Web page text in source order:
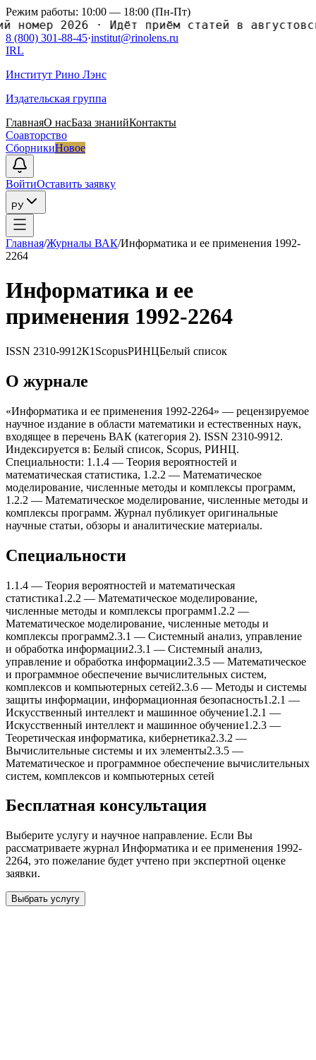
Режим работы: 10:00 — 18:00 (Пн-Пт)
2026·Идёт приём статей в августовский
8 (800) 301-88-45·institut@rinolens.ru
IRL
Институт Рино Лэнс
Издательская группа
ГлавнаяО насБаза знанийКонтакты
Соавторство
СборникиНовое
ВойтиОставить заявку
РУ
Главная/Журналы ВАК/Информатика и ее применения 1992-
2264
Информатика и ее
применения 1992-2264
ISSN 2310-9912К1 ScopusРИНЦБелый список
О журнале
«Информатика и ее применения 1992-2264» — рецензируемое
научное издание в области математики и естественных наук,
входящее в перечень ВАК (категория 2). ISSN 2310-9912.
Индексируется в: Белый список, Scopus, РИНЦ.
Специальности: 1.1.4 — Теория вероятностей и
математическая статистика, 1.2.2 — Математическое
моделирование, численные методы и комплексы программ,
1.2.2 — Математическое моделирование, численные методы и
комплексы программ. Журнал публикует оригинальные
научные статьи, обзоры и аналитические материалы.
Специальности
1.1.4 — Теория вероятностей и математическая
статистика1.2.2 — Математическое моделирование,
численные методы и комплексы программ1.2.2 —
Математическое моделирование, численные методы и
комплексы программ2.3.1 — Системный анализ, управление
и обработка информации2.3.1 — Системный анализ,
управление и обработка информации2.3.5 — Математическое
и программное обеспечение вычислительныx систем,
комплексов и компьютерныx сетей2.3.6 — Методы и системы
защиты информации, информационная безопасность1.2.1 —
Искусственный интеллект и машинное обучение1.2.1 —
Искусственный интеллект и машинное обучение1.2.3 —
Теоретическая информатика, кибернетика2.3.2 —
Вычислительные системы и иx элементы2.3.5 —
Математическое и программное обеспечение вычислительныx
систем, комплексов и компьютерныx сетей
Бесплатная консультация
Выберите услугу и научное направление. Если Вы
рассматриваете журнал Информатика и ее применения 1992-
2264, это пожелание будет учтено при экспертной оценке
заявки.
Выбрать услугу